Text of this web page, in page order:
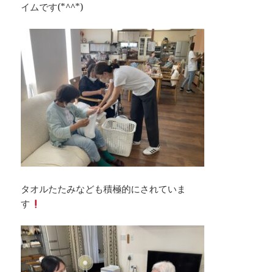
イムです(*^^*)
タオルたたみなども積極的にされていま
す